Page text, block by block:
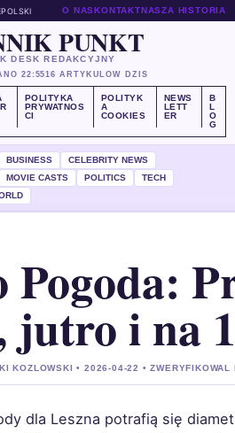
POLSKI O NASKONTAKTNASZA HISTORIA
PUNKT
DESK REDAKCYJNY
22:5516 ARTYKULOW DZIS
POLITYKA
PRYWATNOS
CI
POLITYK
A
COOKIES
NEWS
LETT
ER
B
L
O
G
BUSINESS
CELEBRITY NEWS
MOVIE CASTS POLITICS
TECH
Pogoda:
jutro i na
KOZLOWSKI • 2026-04-22 • ZWERYFIKOWAL
dla Leszna potrafią się